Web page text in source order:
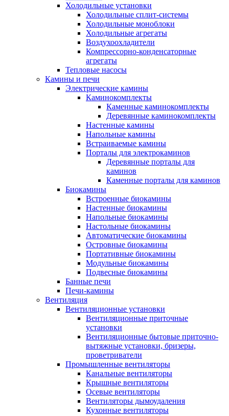
Холодильные установки
Холодильные сплит-системы
Холодильные моноблоки
Холодильные агрегаты
Воздухоохладители
Компрессорно-конденсаторные
агрегаты
Тепловые насосы
Камины и печи
Электрические камины
Каминокомплекты
Каменные каминокомплекты
Деревянные каминокомплекты
Настенные камины
Напольные камины
Встраиваемые камины
Порталы для электрокаминов
Деревянные порталы для
каминов
Каменные порталы для каминов
Биокамины
Встроенные биокамины
Настенные биокамины
Напольные биокамины
Настольные биокамины
Автоматические биокамины
Островные биокамины
Портативные биокамины
Модульные биокамины
Подвесные биокамины
Банные печи
Печи-камины
Вентиляция
Вентиляционные установки
Вентиляционные приточные
установки
Вентиляционные бытовые приточно-
вытяжные установки, бризеры,
проветриватели
Промышленные вентиляторы
Канальные вентиляторы
Крышные вентиляторы
Осевые вентиляторы
Вентиляторы дымоудаления
Кухонные вентиляторы